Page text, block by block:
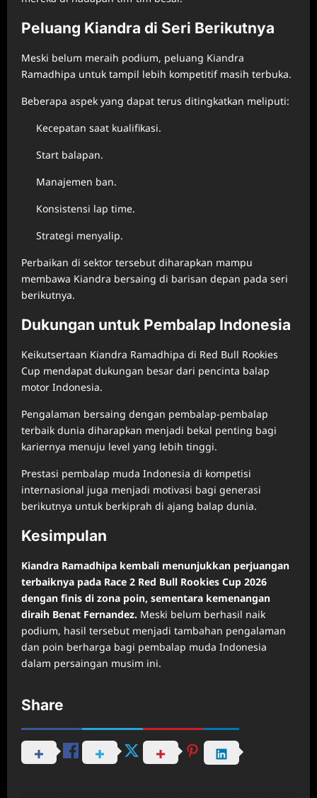
Peluang Kiandra di Seri Berikutnya
Meski belum meraih podium, peluang Kiandra
Ramadhipa untuk tampil lebih kompetitif masih terbuka.
Beberapa aspek yang dapat terus ditingkatkan meliputi:
Kecepatan saat kualifikasi.
Start balapan.
Manajemen ban.
Konsistensi lap time.
Strategi menyalip.
Perbaikan di sektor tersebut diharapkan mampu
membawa Kiandra bersaing di barisan depan pada seri
berikutnya.
Dukungan untuk Pembalap Indonesia
Keikutsertaan Kiandra Ramadhipa di Red Bull Rookies
Cup mendapat dukungan besar dari pencinta balap
motor Indonesia.
Pengalaman bersaing dengan pembalap-pembalap
terbaik dunia diharapkan menjadi bekal penting bagi
kariernya menuju level yang lebih tinggi.
Prestasi pembalap muda Indonesia di kompetisi
internasional juga menjadi motivasi bagi generasi
berikutnya untuk berkiprah di ajang balap dunia.
Kesimpulan
Kiandra Ramadhipa kembali menunjukkan perjuangan
terbaiknya pada Race 2 Red Bull Rookies Cup 2026
dengan finis di zona poin, sementara kemenangan
diraih Benat Fernandez. Meski belum berhasil naik
podium, hasil tersebut menjadi tambahan pengalaman
dan poin berharga bagi pembalap muda Indonesia
dalam persaingan musim ini.
Share